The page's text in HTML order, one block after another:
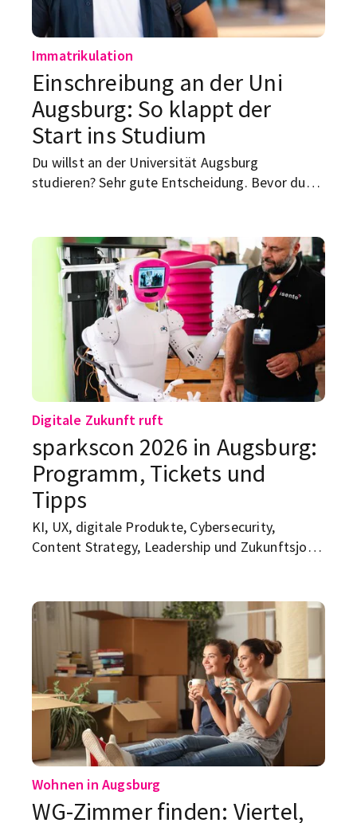
Immatrikulation
Einschreibung an der Uni
Augsburg: So klappt der
Start ins Studium
Du willst an der Universität Augsburg
studieren? Sehr gute Entscheidung. Bevor du
Studiengang auswählen, bewerben, online
immatrikulieren, Antrag unterschreiben,
Unterlagen einreichen, Semesterbeitrag zahlen,
Krankenversicherung klären. Hier bekommst du
den Überblick – ohne Amtsdeutsch, aber mit
den Punkten, die wirklich wichtig sind.
Digitale Zukunft ruft
sparkscon 2026 in Augsburg:
Programm, Tickets und
Tipps
KI, UX, digitale Produkte, Cybersecurity,
Content Strategy, Leadership und Zukunftsjobs
Konferenz mit Badge, Buzzwords und
Menschen, die „Transformation“ sagen, bevor
sie guten Morgen sagen. Dabei ist sie deutlich
mehr als das...
Wohnen in Augsburg
WG-Zimmer finden: Viertel,